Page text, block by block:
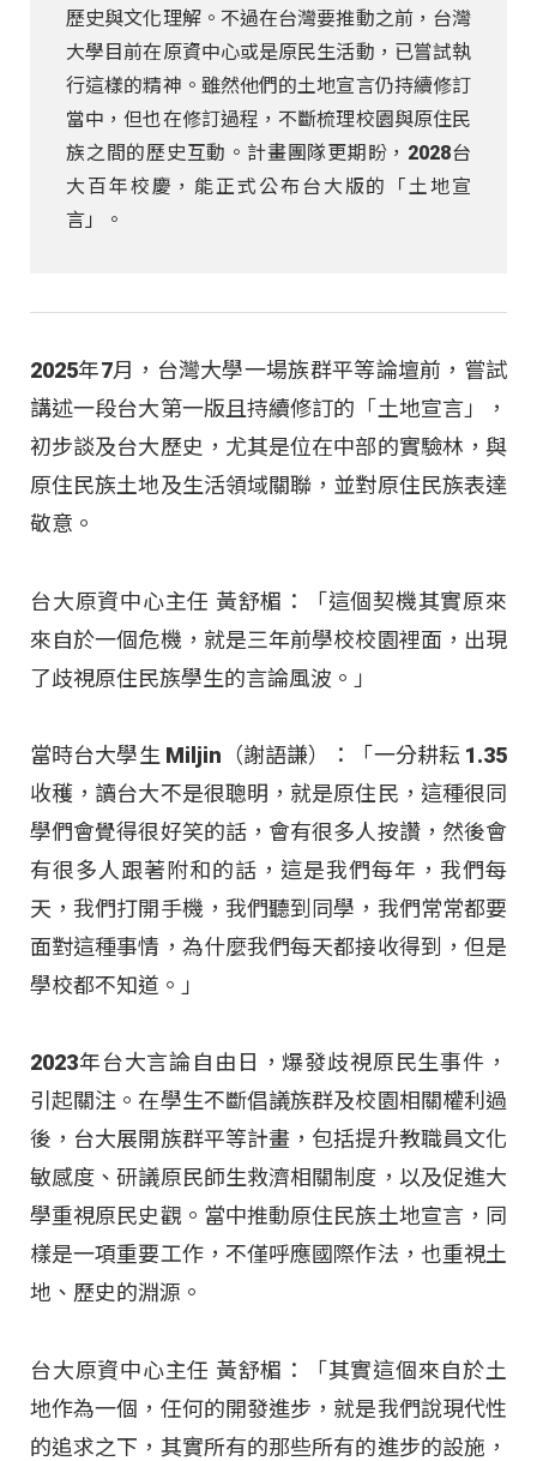
歷史與文化理解。不過在台灣要推動之前，台灣
大學目前在原資中心或是原民生活動，已嘗試執
行這樣的精神。雖然他們的土地宣言仍持續修訂
當中，但也在修訂過程，不斷梳理校園與原住民
族之間的歷史互動。計畫團隊更期盼，2028台
大百年校慶，能正式公布台大版的「土地宣
言」。
2025年7月，台灣大學一場族群平等論壇前，嘗試
講述一段台大第一版且持續修訂的「土地宣言」，
初步談及台大歷史，尤其是位在中部的實驗林，與
原住民族土地及生活領域關聯，並對原住民族表達
敬意。
台大原資中心主任 黃舒楣：「這個契機其實原來
來自於一個危機，就是三年前學校校園裡面，出現
了歧視原住民族學生的言論風波。」
當時台大學生 Miljin（謝語謙）：「一分耕耘 1.35
收穫，讀台大不是很聰明，就是原住民，這種很同
學們會覺得很好笑的話，會有很多人按讚，然後會
有很多人跟著附和的話，這是我們每年，我們每
天，我們打開手機，我們聽到同學，我們常常都要
面對這種事情，為什麼我們每天都接收得到，但是
學校都不知道。」
2023年台大言論自由日，爆發歧視原民生事件，
引起關注。在學生不斷倡議族群及校園相關權利過
後，台大展開族群平等計畫，包括提升教職員文化
敏感度、研議原民師生救濟相關制度，以及促進大
學重視原民史觀。當中推動原住民族土地宣言，同
樣是一項重要工作，不僅呼應國際作法，也重視土
地、歷史的淵源。
台大原資中心主任 黃舒楣：「其實這個來自於土
地作為一個，任何的開發進步，就是我們說現代性
的追求之下，其實所有的那些所有的進步的設施，